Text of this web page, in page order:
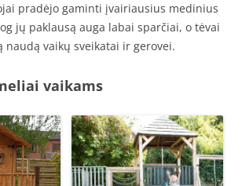
pradėjo gaminti įvairiausius medinius
jų paklausą auga labai sparčiai, o tėvai
naudą vaikų sveikatai ir gerovei.
vaikams